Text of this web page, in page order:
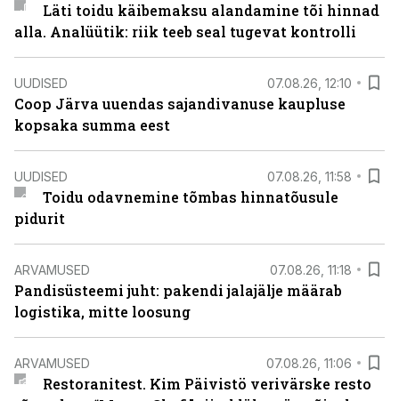
Läti toidu käibemaksu alandamine tõi hinnad
alla. Analüütik: riik teeb seal tugevat kontrolli
UUDISED 07.08.26, 12:10
Coop Järva uuendas sajandivanuse kaupluse
kopsaka summa eest
UUDISED 07.08.26, 11:58
Toidu odavnemine tõmbas hinnatõusule
pidurit
ARVAMUSED 07.08.26, 11:18
Pandisüsteemi juht: pakendi jalajälje määrab
logistika, mitte loosung
ARVAMUSED 07.08.26, 11:06
Restoranitest. Kim Päivistö verivärske resto